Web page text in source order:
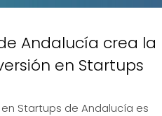
Andalucía crea la
en Startups
Startups de Andalucía es